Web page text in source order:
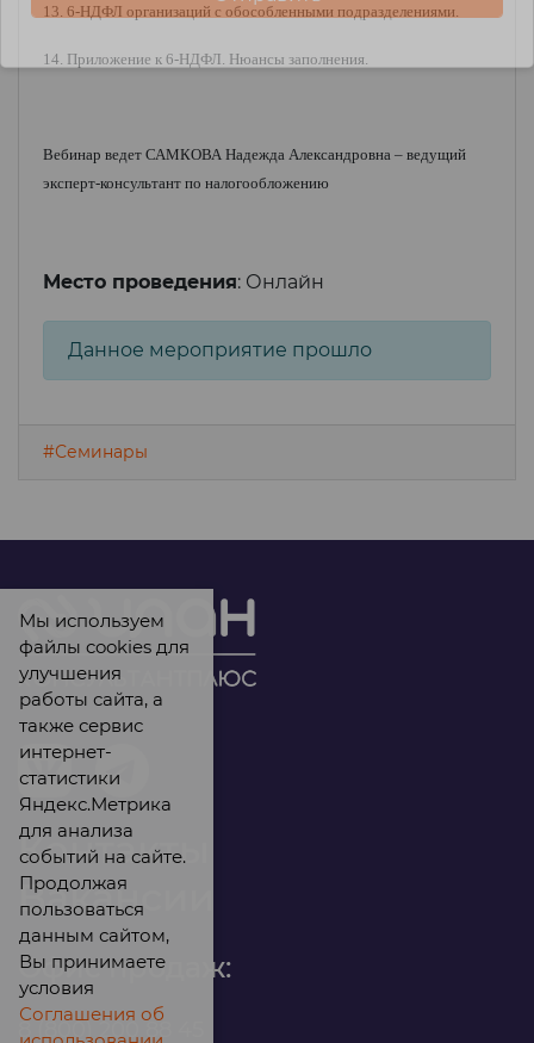
13. 6-НДФЛ организаций с обособленными подразделениями.
14. Приложение к 6-НДФЛ. Нюансы заполнения.
Вебинар ведет САМКОВА Надежда Александровна – ведущий
эксперт-консультант по налогообложению
Место проведения: Онлайн
Данное мероприятие прошло
#Семинары
Контакты
Вакансии
Офис продаж:
Мы используем
файлы cookies для
улучшения
работы сайта, а
также сервис
интернет-
статистики
Яндекс.Метрика
для анализа
событий на сайте.
Продолжая
пользоваться
данным сайтом,
Вы принимаете
условия
Соглашения об